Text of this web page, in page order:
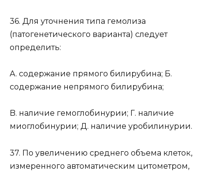
36. Для уточнения типа гемолиза
(патогенетического варианта) следует
определить:
A. содержание прямого билирубина; Б.
содержание непрямого билирубина;
B. наличие гемоглобинурии; Г. наличие
миоглобинурии; Д. наличие уробилинурии.
37. По увеличению среднего объема клеток,
измеренного автоматическим цитометром,